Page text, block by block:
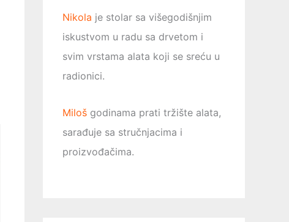
Nikola je stolar sa višegodišnjim
iskustvom u radu sa drvetom i
svim vrstama alata koji se sreću u
radionici.
Miloš godinama prati tržište alata,
sarađuje sa stručnjacima i
proizvođačima.